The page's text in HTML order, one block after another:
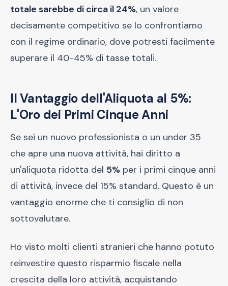
totale sarebbe di circa il 24%, un valore
decisamente competitivo se lo confrontiamo
con il regime ordinario, dove potresti facilmente
superare il 40-45% di tasse totali.
Il Vantaggio dell'Aliquota al 5%:
L'Oro dei Primi Cinque Anni
Se sei un nuovo professionista o un under 35
che apre una nuova attività, hai diritto a
un'aliquota ridotta del 5% per i primi cinque anni
di attività, invece del 15% standard. Questo è un
vantaggio enorme che ti consiglio di non
sottovalutare.
Ho visto molti clienti stranieri che hanno potuto
reinvestire questo risparmio fiscale nella
crescita della loro attività, acquistando